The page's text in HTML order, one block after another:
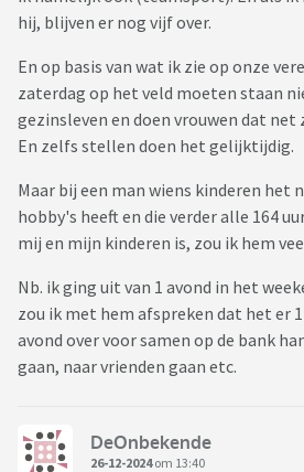
hij, blijven er nog vijf over.
En op basis van wat ik zie op onze
zaterdag op het veld moeten staan
gezinsleven en doen vrouwen dat net
En zelfs stellen doen het gelijktijdig.
Maar bij een man wiens kinderen het
hobby's heeft en die verder alle 164
mij en mijn kinderen is, zou ik hem
Nb. ik ging uit van 1 avond in het
zou ik met hem afspreken dat het er
avond over voor samen op de bank
gaan, naar vrienden gaan etc.
DeOnbekende
26-12-2024om 13:40